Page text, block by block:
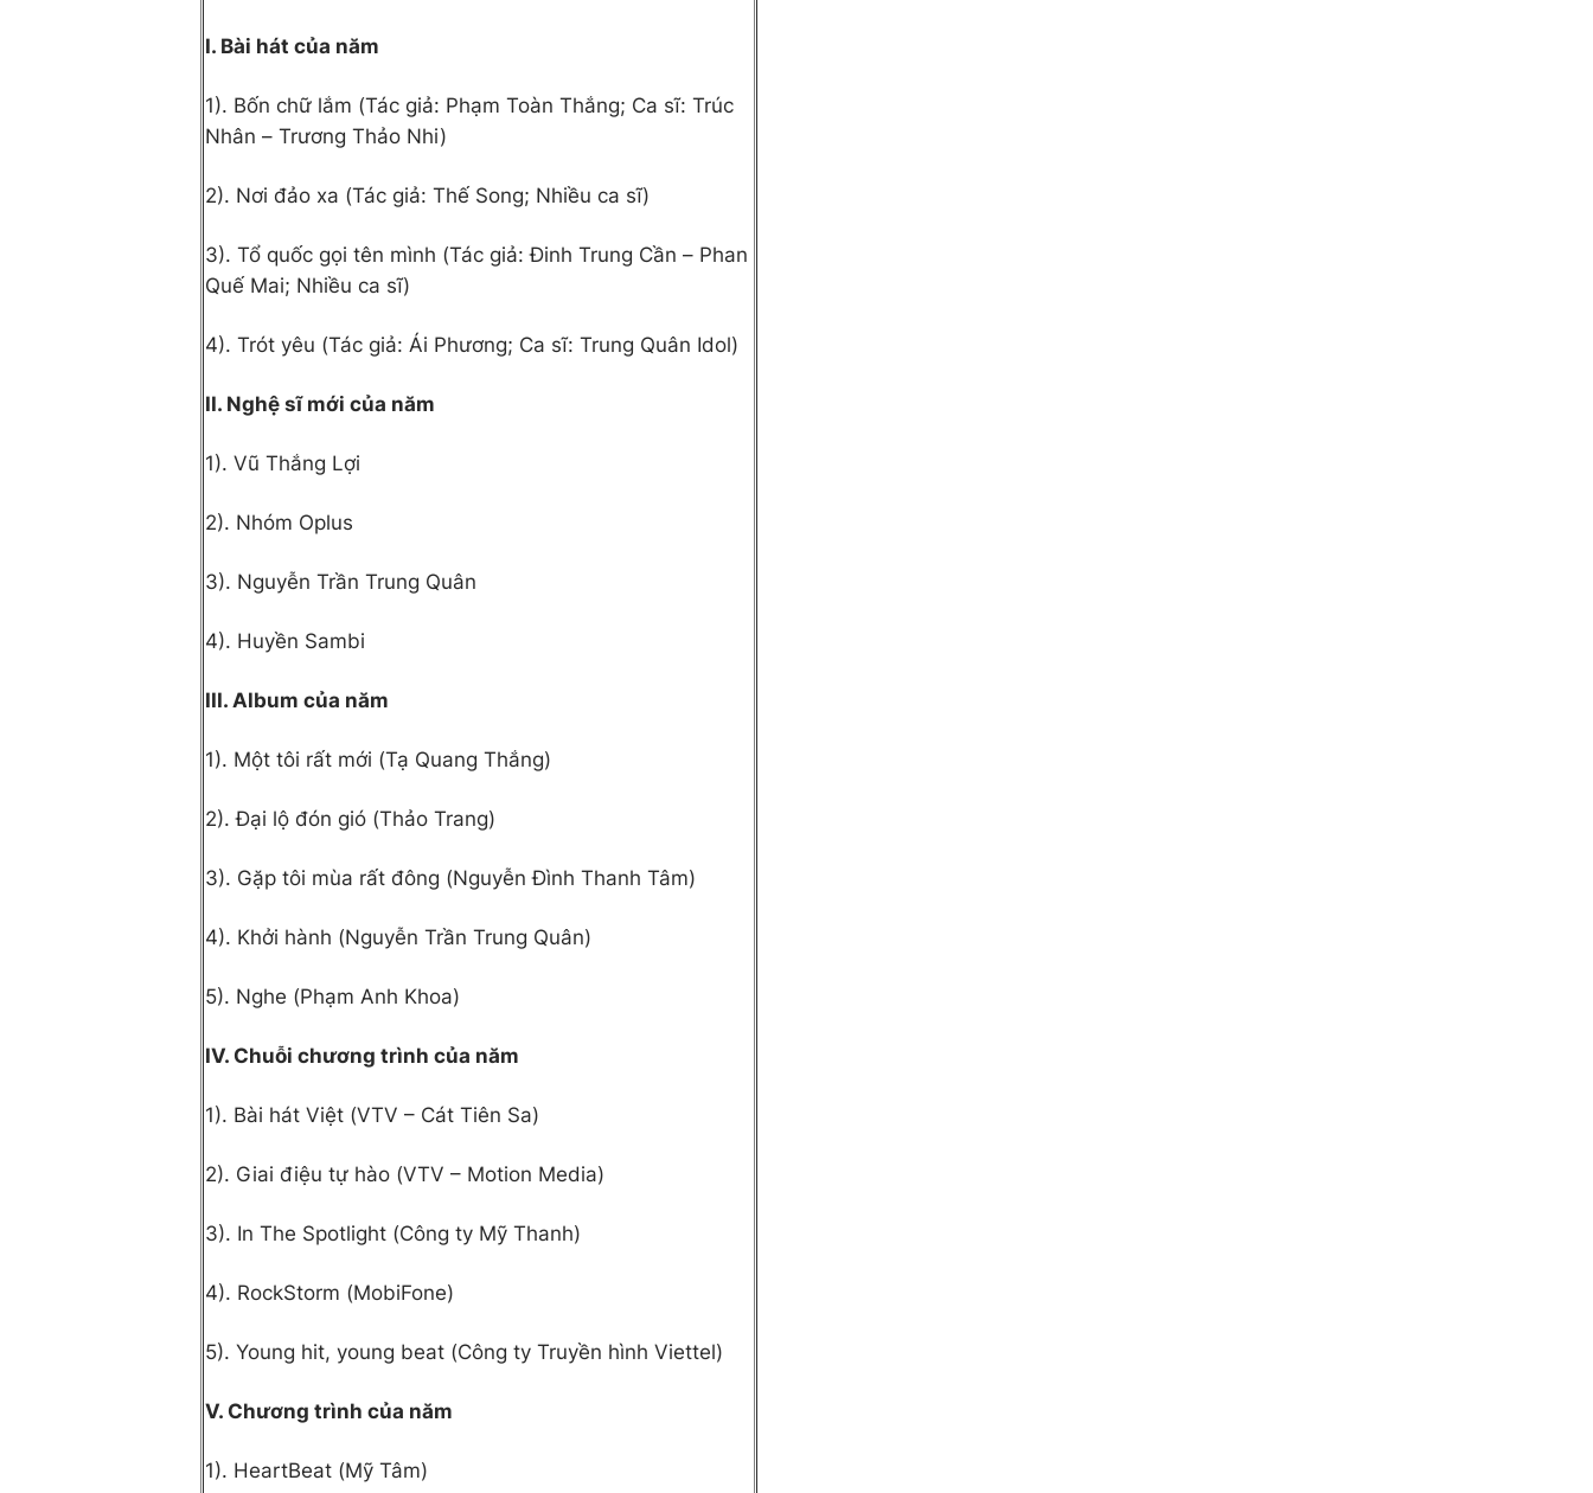
I. Bài hát của năm
1). Bốn chữ lắm (Tác giả: Phạm Toàn Thắng; Ca sĩ: Trúc
Nhân – Trương Thảo Nhi)
2). Nơi đảo xa (Tác giả: Thế Song; Nhiều ca sĩ)
3). Tổ quốc gọi tên mình (Tác giả: Đinh Trung Cần – Phan
Quế Mai; Nhiều ca sĩ)
4). Trót yêu (Tác giả: Ái Phương; Ca sĩ: Trung Quân Idol)
II. Nghệ sĩ mới của năm
1). Vũ Thắng Lợi
2). Nhóm Oplus
3). Nguyễn Trần Trung Quân
4). Huyền Sambi
III. Album của năm
1). Một tôi rất mới (Tạ Quang Thắng)
2). Đại lộ đón gió (Thảo Trang)
3). Gặp tôi mùa rất đông (Nguyễn Đình Thanh Tâm)
4). Khởi hành (Nguyễn Trần Trung Quân)
5). Nghe (Phạm Anh Khoa)
IV. Chuỗi chương trình của năm
1). Bài hát Việt (VTV – Cát Tiên Sa)
2). Giai điệu tự hào (VTV – Motion Media)
3). In The Spotlight (Công ty Mỹ Thanh)
4). RockStorm (MobiFone)
5). Young hit, young beat (Công ty Truyền hình Viettel)
V. Chương trình của năm
1). HeartBeat (Mỹ Tâm)